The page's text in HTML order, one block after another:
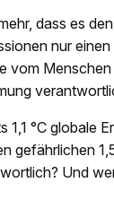
dass es
nur
vom
°C globale
gefährlichen
Und